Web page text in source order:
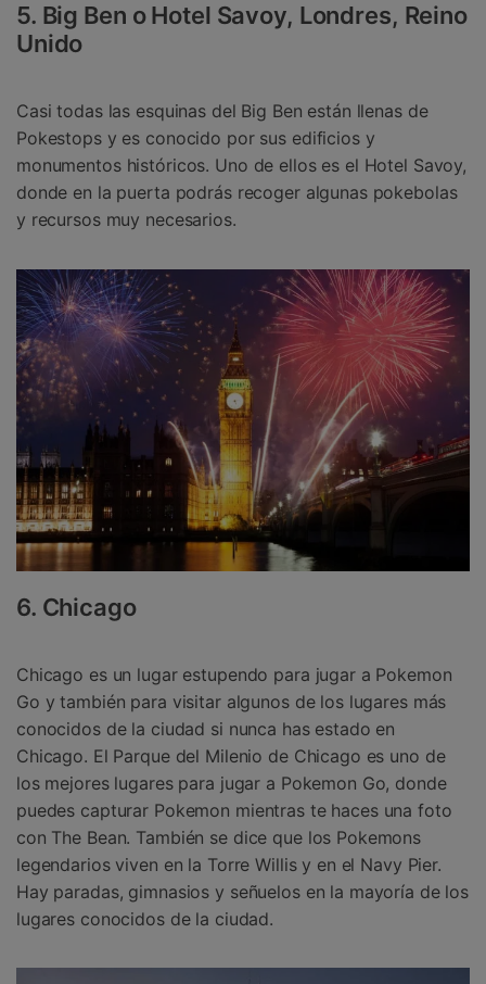
5. Big Ben o Hotel Savoy, Londres, Reino
Unido
Casi todas las esquinas del Big Ben están llenas de
Pokestops y es conocido por sus edificios y
monumentos históricos. Uno de ellos es el Hotel Savoy,
donde en la puerta podrás recoger algunas pokebolas
y recursos muy necesarios.
6. Chicago
Chicago es un lugar estupendo para jugar a Pokemon
Go y también para visitar algunos de los lugares más
conocidos de la ciudad si nunca has estado en
Chicago. El Parque del Milenio de Chicago es uno de
los mejores lugares para jugar a Pokemon Go, donde
puedes capturar Pokemon mientras te haces una foto
con The Bean. También se dice que los Pokemons
legendarios viven en la Torre Willis y en el Navy Pier.
Hay paradas, gimnasios y señuelos en la mayoría de los
lugares conocidos de la ciudad.